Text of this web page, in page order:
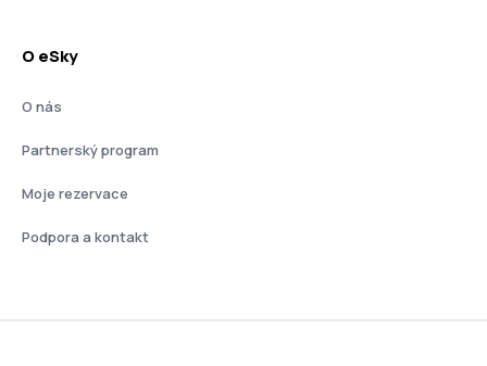
O eSky
O nás
Partnerský program
Moje rezervace
Podpora a kontakt